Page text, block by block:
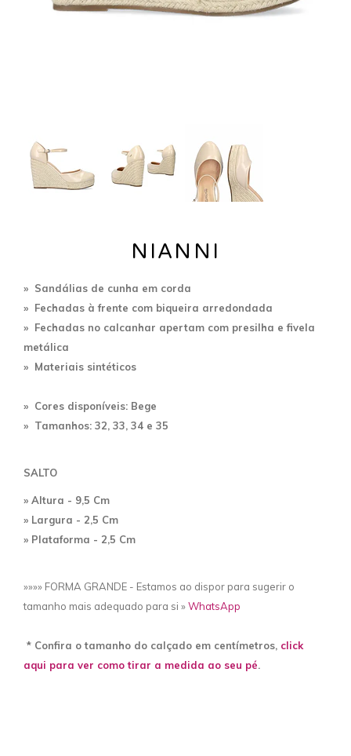
NIANNI
» Sandálias de cunha em corda
» Fechadas à frente com biqueira arredondada
» Fechadas no calcanhar apertam com presilha e fivela
metálica
» Materiais sintéticos
» Cores disponíveis: Bege
» Tamanhos: 32, 33, 34 e 35
SALTO
» Altura - 9,5 Cm
» Largura - 2,5 Cm
» Plataforma - 2,5 Cm
»»»» FORMA GRANDE - Estamos ao dispor para sugerir o
tamanho mais adequado para si »WhatsApp
* Confira o tamanho do calçado em centímetros, click
aqui para ver como tirar a medida ao seu pé.